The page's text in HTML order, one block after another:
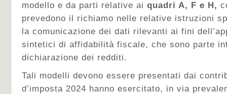
modello e da parti relative ai quadri A, F e H,
prevedono il richiamo nelle relative istruzioni
la comunicazione dei dati rilevanti ai fini
sintetici di affidabilità fiscale, che sono parte
dichiarazione dei redditi.
Tali modelli devono essere presentati dai
d’imposta 2024 hanno esercitato, in via